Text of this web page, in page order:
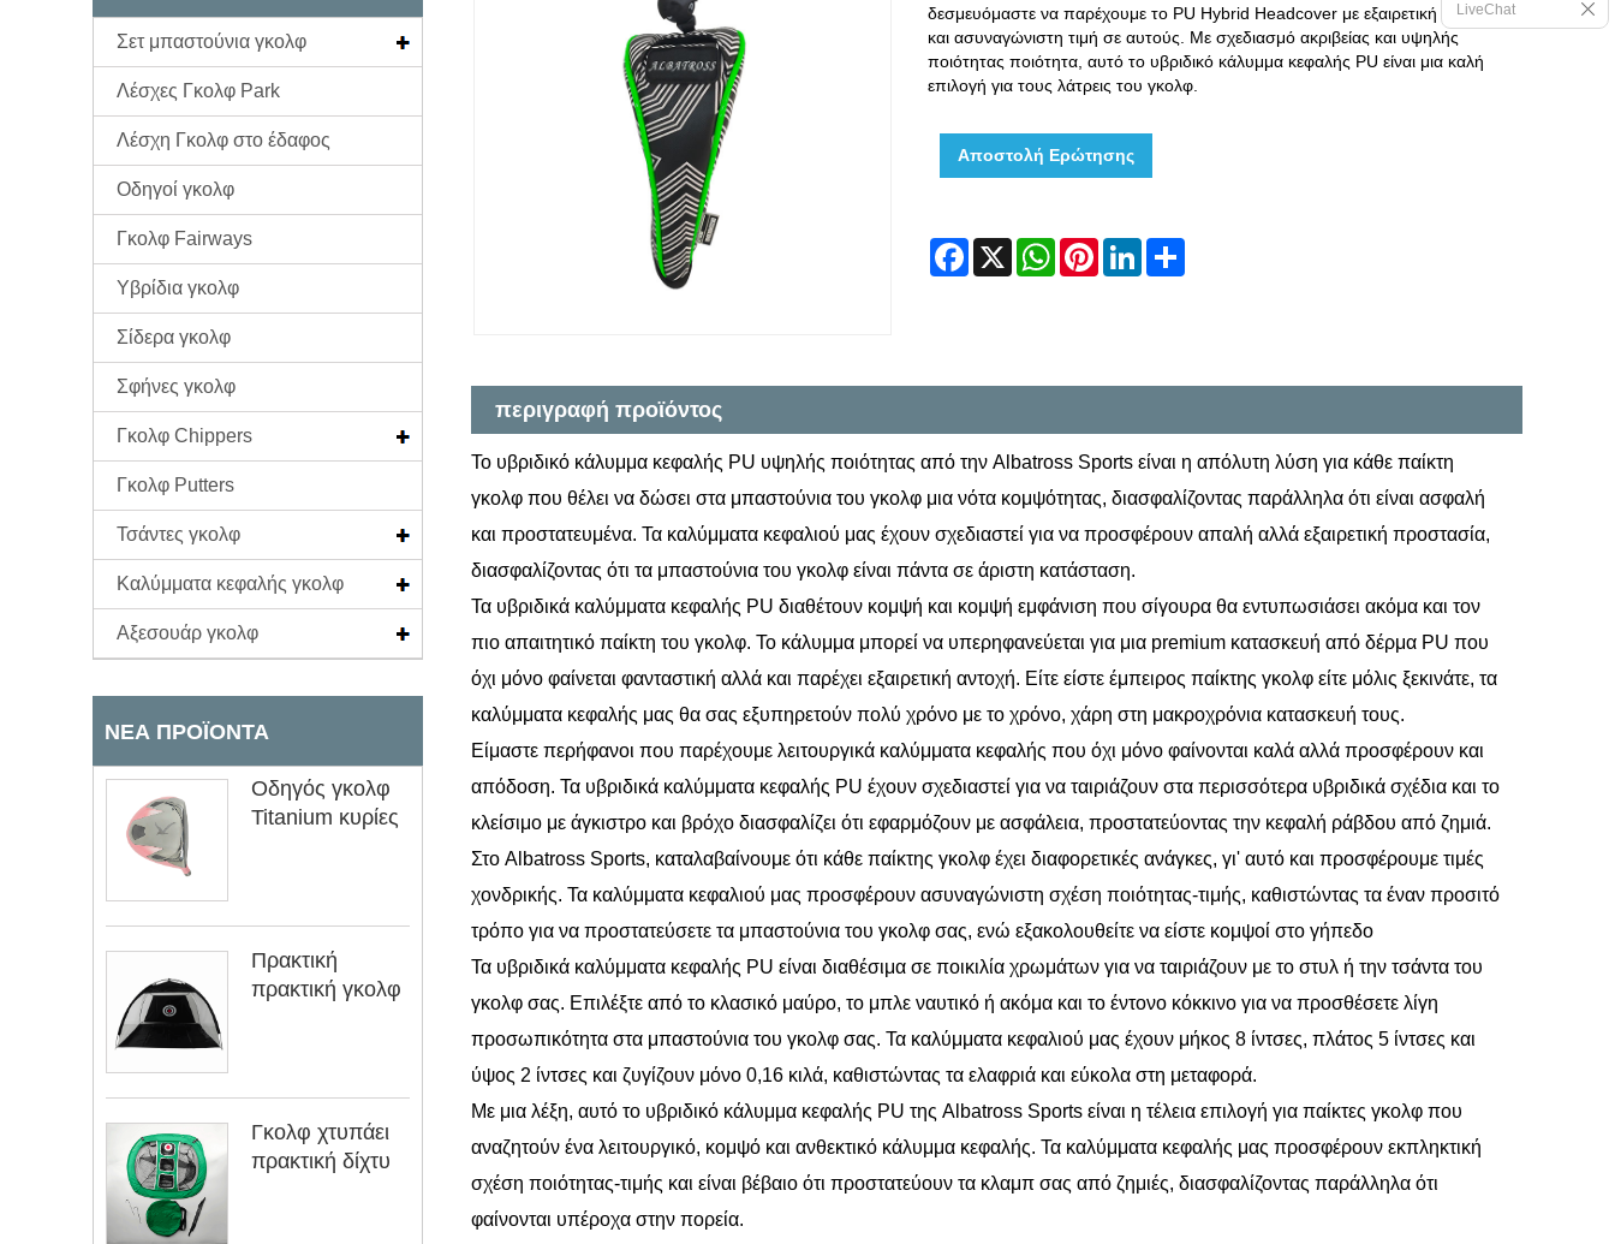
Σετ μπαστούνια γκολφ
Λέσχες Γκολφ Park
Λέσχη Γκολφ στο έδαφος
Οδηγοί γκολφ
Γκολφ Fairways
Υβρίδια γκολφ
Σίδερα γκολφ
Σφήνες γκολφ
Γκολφ Chippers
Γκολφ Putters
Τσάντες γκολφ
Καλύμματα κεφαλής γκολφ
Αξεσουάρ γκολφ
ΝΈΑ ΠΡΟΪΌΝΤΑ
Οδηγός γκολφ
Titanium κυρίες
Πρακτική
πρακτική γκολφ
Γκολφ χτυπάει
πρακτική δίχτυ
δεσμευόμαστε να παρέχουμε το PU Hybrid Headcover με εξαιρετική απόδοση
και ασυναγώνιστη τιμή σε αυτούς. Με σχεδιασμό ακριβείας και υψηλής
ποιότητας ποιότητα, αυτό το υβριδικό κάλυμμα κεφαλής PU είναι μια καλή
επιλογή για τους λάτρεις του γκολφ.
Αποστολή Ερώτησης
Facebook
X WhatsApp
Pinterest
LinkedIn
περιγραφή προϊόντος
Το υβριδικό κάλυμμα κεφαλής PU υψηλής ποιότητας από την Albatross Sports είναι η απόλυτη λύση για κάθε παίκτη
γκολφ που θέλει να δώσει στα μπαστούνια του γκολφ μια νότα κομψότητας, διασφαλίζοντας παράλληλα ότι είναι ασφαλή
και προστατευμένα. Τα καλύμματα κεφαλιού μας έχουν σχεδιαστεί για να προσφέρουν απαλή αλλά εξαιρετική προστασία,
διασφαλίζοντας ότι τα μπαστούνια του γκολφ είναι πάντα σε άριστη κατάσταση.
Τα υβριδικά καλύμματα κεφαλής PU διαθέτουν κομψή και κομψή εμφάνιση που σίγουρα θα εντυπωσιάσει ακόμα και τον
πιο απαιτητικό παίκτη του γκολφ. Το κάλυμμα μπορεί να υπερηφανεύεται για μια premium κατασκευή από δέρμα PU που
όχι μόνο φαίνεται φανταστική αλλά και παρέχει εξαιρετική αντοχή. Είτε είστε έμπειρος παίκτης γκολφ είτε μόλις ξεκινάτε, τα
καλύμματα κεφαλής μας θα σας εξυπηρετούν πολύ χρόνο με το χρόνο, χάρη στη μακροχρόνια κατασκευή τους.
Είμαστε περήφανοι που παρέχουμε λειτουργικά καλύμματα κεφαλής που όχι μόνο φαίνονται καλά αλλά προσφέρουν και
απόδοση. Τα υβριδικά καλύμματα κεφαλής PU έχουν σχεδιαστεί για να ταιριάζουν στα περισσότερα υβριδικά σχέδια και το
κλείσιμο με άγκιστρο και βρόχο διασφαλίζει ότι εφαρμόζουν με ασφάλεια, προστατεύοντας την κεφαλή ράβδου από ζημιά.
Στο Albatross Sports, καταλαβαίνουμε ότι κάθε παίκτης γκολφ έχει διαφορετικές ανάγκες, γι' αυτό και προσφέρουμε τιμές
χονδρικής. Τα καλύμματα κεφαλιού μας προσφέρουν ασυναγώνιστη σχέση ποιότητας-τιμής, καθιστώντας τα έναν προσιτό
τρόπο για να προστατεύσετε τα μπαστούνια του γκολφ σας, ενώ εξακολουθείτε να είστε κομψοί στο γήπεδο
Τα υβριδικά καλύμματα κεφαλής PU είναι διαθέσιμα σε ποικιλία χρωμάτων για να ταιριάζουν με το στυλ ή την τσάντα του
γκολφ σας. Επιλέξτε από το κλασικό μαύρο, το μπλε ναυτικό ή ακόμα και το έντονο κόκκινο για να προσθέσετε λίγη
προσωπικότητα στα μπαστούνια του γκολφ σας. Τα καλύμματα κεφαλιού μας έχουν μήκος 8 ίντσες, πλάτος 5 ίντσες και
ύψος 2 ίντσες και ζυγίζουν μόνο 0,16 κιλά, καθιστώντας τα ελαφριά και εύκολα στη μεταφορά.
Με μια λέξη, αυτό το υβριδικό κάλυμμα κεφαλής PU της Albatross Sports είναι η τέλεια επιλογή για παίκτες γκολφ που
αναζητούν ένα λειτουργικό, κομψό και ανθεκτικό κάλυμμα κεφαλής. Τα καλύμματα κεφαλής μας προσφέρουν εκπληκτική
σχέση ποιότητας-τιμής και είναι βέβαιο ότι προστατεύουν τα κλαμπ σας από ζημιές, διασφαλίζοντας παράλληλα ότι
φαίνονται υπέροχα στην πορεία.
LiveChat